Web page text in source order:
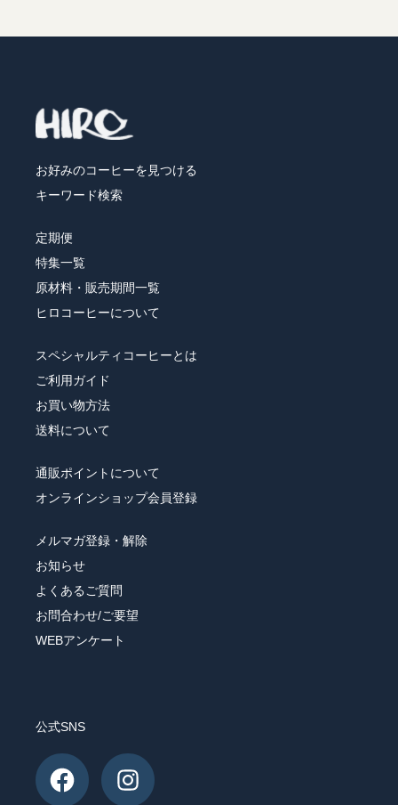
お好みのコーヒーを見つける
キーワード検索
定期便
特集一覧
原材料・販売期間一覧
ヒロコーヒーについて
スペシャルティコーヒーとは
ご利用ガイド
お買い物方法
送料について
通販ポイントについて
オンラインショップ会員登録
メルマガ登録・解除
お知らせ
よくあるご質問
お問合わせ/ご要望
WEBアンケート
公式SNS